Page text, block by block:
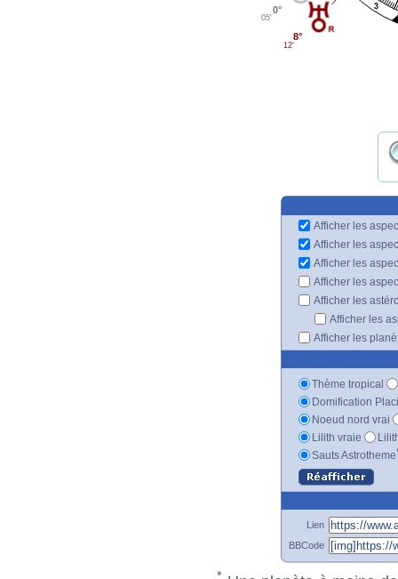
3
0°
05'
8°
12'
Afficher les
Afficher les
Afficher les
Afficher les
Afficher les
Afficher les
Afficher les
Thème tropical
Domification
Noeud nord vrai
Lilith vraie
Sauts Astrotheme
Lien
BBCode
*